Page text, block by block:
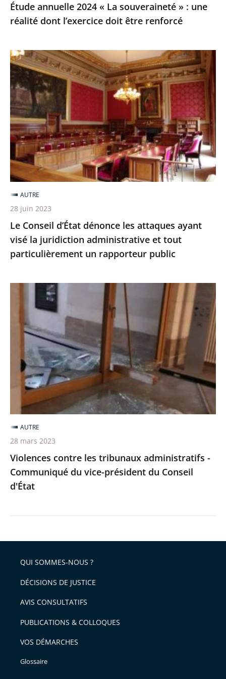
doit
être
Étude annuelle 2024 « La souveraineté » : une
réalité dont l’exercice doit être renforcé
Le
Conseil
d’État
dénonce
les
attaques
ayant
visé
la
juridiction
administrative
et
tout
particulièrement
un
public
Le Conseil d’État dénonce les attaques ayant
visé la juridiction administrative et tout
particulièrement un rapporteur public
AUTRE
28 juin 2023
Violences
tribunaux
administratifs
Communiqué
du
vice-
président
du
Conseil
d'État
Violences contre les tribunaux administratifs -
Communiqué du vice-président du Conseil
d'État
AUTRE
28 mars 2023
QUI SOMMES-NOUS ?
DÉCISIONS DE JUSTICE
AVIS CONSULTATIFS
PUBLICATIONS & COLLOQUES
VOS DÉMARCHES
Glossaire